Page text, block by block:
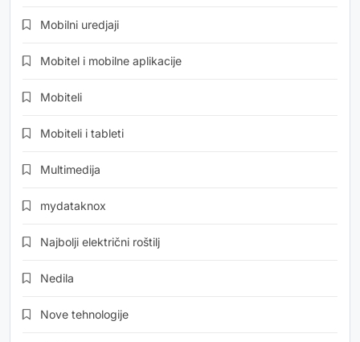
Mobilni uredjaji
Mobitel i mobilne aplikacije
Mobiteli
Mobiteli i tableti
Multimedija
mydataknox
Najbolji električni roštilj
Nedila
Nove tehnologije